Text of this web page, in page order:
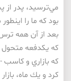
مي‌ترسيد، پدر از
بود كه ما را
بعد از آن همه
كه يكدفعه
كه بازاري و
كرد و يك ماه،